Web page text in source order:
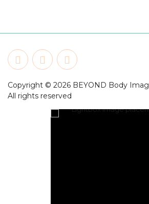
Copyright © 2026 BEYOND Body
All rights reserved